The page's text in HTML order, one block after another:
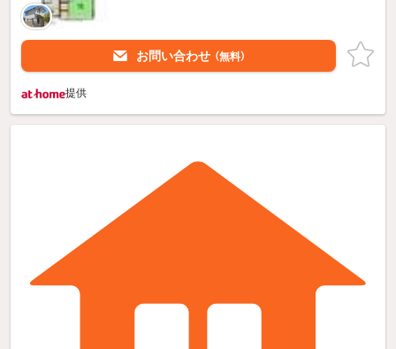
お問い合わせ （無料）
提供